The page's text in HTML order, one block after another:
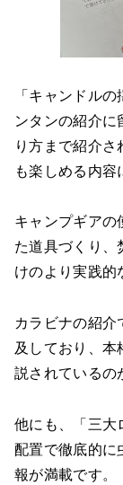
「キャンドル
ンタンの紹介に
り方まで紹介
も楽しめる内容
キャンプギアの
た道具づくり、
けのより実践的
カラビナの紹介
及しており、本
説されているの
他にも、「三大
配置で徹底的に
報が満載です。